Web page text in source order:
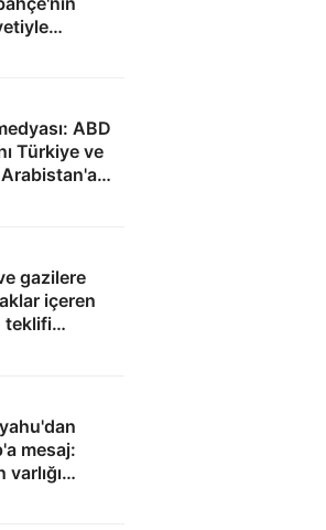
ABD
Türkiye ve
gazilere
içeren
teklifi
geçti
mesaj:
varlığı